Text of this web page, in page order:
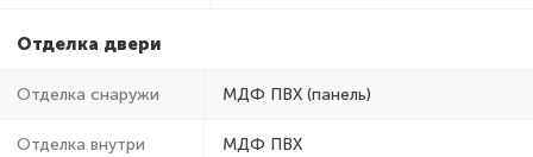
Отделка двери
Отделка снаружи МДФ ПВХ (панель)
Отделка внутри МДФ ПВХ